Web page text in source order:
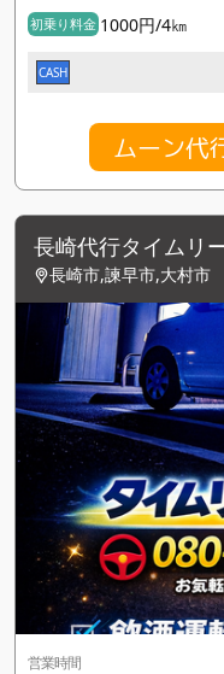
初乗り料金 1000円/4㎞
CASH
ムーン代
長崎代行タイムリ
長崎市,諫早市,大村市
営業時間